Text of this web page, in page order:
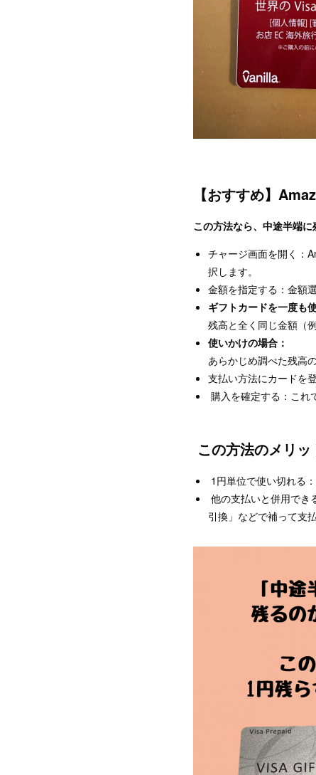
【おすすめ】
この方法なら、中途半端
チャージ画面を開く：
択します。
金額を指定する：金額
ギフトカードを一度も
残高と全く同じ金額（
使いかけの場合：
あらかじめ調べた残高
支払い方法にカードを
購入を確定する：これ
この方法のメリッ
1円単位で使い切れる
他の支払いと併用でき
引換」などで補って支